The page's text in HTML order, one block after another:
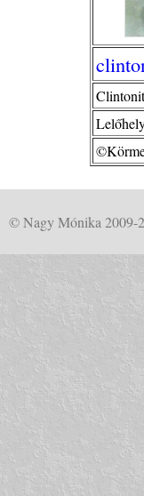
© Nagy Mónika 2009-